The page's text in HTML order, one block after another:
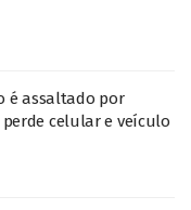
é assaltado por
celular e veículo